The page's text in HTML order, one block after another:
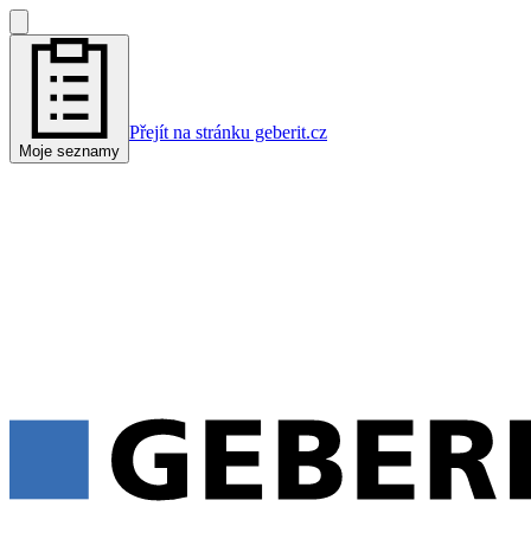
Moje seznamy
Přejít na stránku geberit.cz